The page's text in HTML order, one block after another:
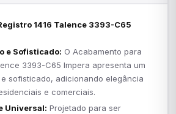
1416 Talence 3393-C65
e Sofisticado: O Acabamento para
3393-C65 Impera apresenta um
sofisticado, adicionando elegância
e comerciais.
Universal: Projetado para ser